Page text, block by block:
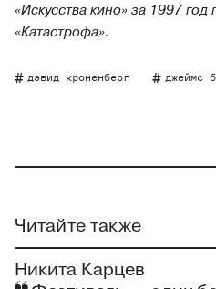
«Искусства кино» за 1997 год
«Катастрофа».
дэвид кроненберг джеймс
Читайте также
Никита Карцев